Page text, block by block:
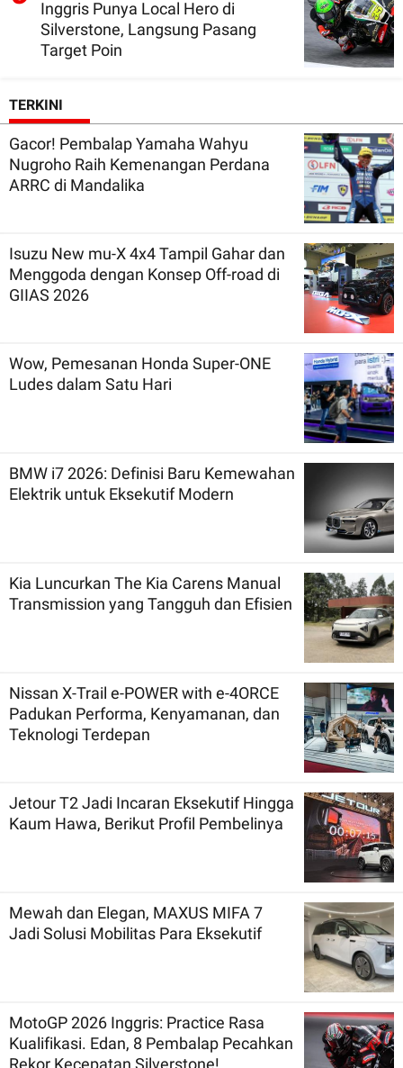
Inggris Punya Local Hero di
Silverstone, Langsung Pasang
Target Poin
TERKINI
Gacor! Pembalap Yamaha Wahyu
Nugroho Raih Kemenangan Perdana
ARRC di Mandalika
Isuzu New mu-X 4x4 Tampil Gahar dan
Menggoda dengan Konsep Off-road di
GIIAS 2026
Wow, Pemesanan Honda Super-ONE
Ludes dalam Satu Hari
BMW i7 2026: Definisi Baru Kemewahan
Elektrik untuk Eksekutif Modern
Kia Luncurkan The Kia Carens Manual
Transmission yang Tangguh dan Efisien
Nissan X-Trail e-POWER with e-4ORCE
Padukan Performa, Kenyamanan, dan
Teknologi Terdepan
Jetour T2 Jadi Incaran Eksekutif Hingga
Kaum Hawa, Berikut Profil Pembelinya
Mewah dan Elegan, MAXUS MIFA 7
Jadi Solusi Mobilitas Para Eksekutif
MotoGP 2026 Inggris: Practice Rasa
Kualifikasi. Edan, 8 Pembalap Pecahkan
Rekor Kecepatan Silverstone!